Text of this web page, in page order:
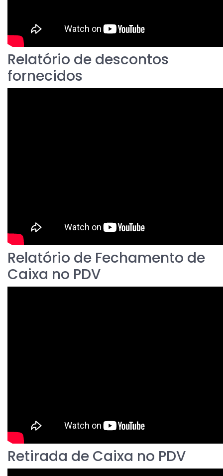
Relatório de descontos
fornecidos
Relatório de Fechamento de
Caixa no PDV
Retirada de Caixa no PDV